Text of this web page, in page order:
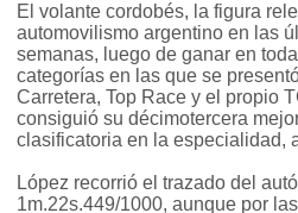
El volante cordobés, la figura
automovilismo argentino en las
semanas, luego de ganar en
categorías en las que se
Carretera, Top Race y el propio
consiguió su décimotercera
clasificatoria en la especialidad,
López recorrió el trazado del
1m.22s.449/1000, aunque por